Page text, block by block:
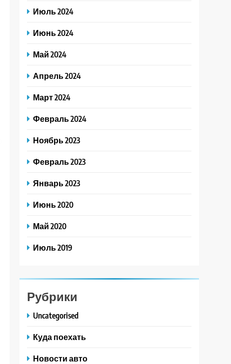
Июль 2024
Июнь 2024
Май 2024
Апрель 2024
Март 2024
Февраль 2024
Ноябрь 2023
Февраль 2023
Январь 2023
Июнь 2020
Май 2020
Июль 2019
Рубрики
Uncategorised
Куда поехать
Новости авто